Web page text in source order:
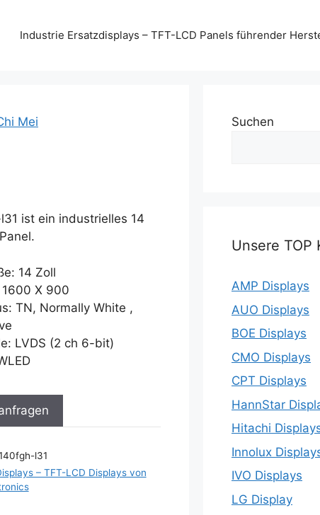
Industrie Ersatzdisplays – TFT-LCD Panels führender
Mei
ist ein industrielles 14
14 Zoll
X 900
TN, Normally White ,
LVDS (2 ch 6-bit)
l31
– TFT-LCD Displays von
Suchen
Unsere TOP
AMP Displays
AUO Displays
BOE Displays
CMO Displays
CPT Displays
HannStar
Hitachi
Innolux
IVO Displays
LG Display